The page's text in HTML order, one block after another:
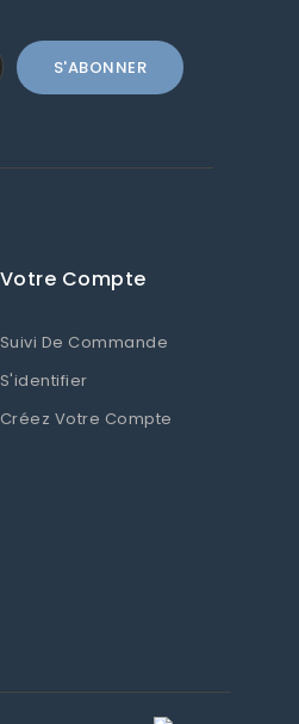
Votre Compte
Suivi De Commande
S'identifier
Créez Votre Compte